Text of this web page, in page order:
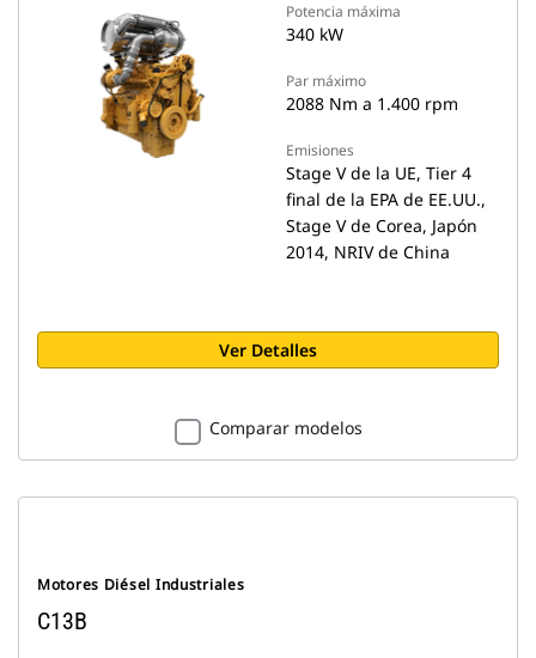
Potencia máxima
340 kW
Par máximo
2088 Nm a 1.400 rpm
Emisiones
Stage V de la UE, Tier 4
final de la EPA de EE.UU.,
Stage V de Corea, Japón
2014, NRIV de China
Ver Detalles
Comparar modelos
Motores Diésel Industriales
C13B